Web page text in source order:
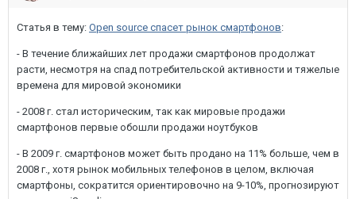
Статья в тему: Open source спасет рынок смартфонов:
- В течение ближайших лет продажи смартфонов продолжат
расти, несмотря на спад потребительской активности и тяжелые
времена для мировой экономики
- 2008 г. стал историческим, так как мировые продажи
смартфонов первые обошли продажи ноутбуков
- В 2009 г. смартфонов может быть продано на 11% больше, чем в
2008 г., хотя рынок мобильных телефонов в целом, включая
смартфоны, сократится ориентировочно на 9-10%, прогнозируют